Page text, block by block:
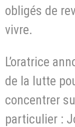
obligés de
vivre.
L’oratrice
de la lutte
concentrer
particulier :